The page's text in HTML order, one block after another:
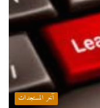
آخر المستجدات